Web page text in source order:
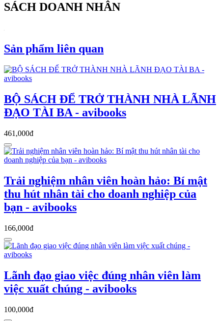
SÁCH DOANH NHÂN
Sản phẩm liên quan
BỘ SÁCH ĐỂ TRỞ THÀNH NHÀ LÃNH
ĐẠO TÀI BA - avibooks
461,000đ
Trải nghiệm nhân viên hoàn hảo: Bí mật
thu hút nhân tài cho doanh nghiệp của
bạn - avibooks
166,000đ
Lãnh đạo giao việc đúng nhân viên làm
việc xuất chúng - avibooks
100,000đ